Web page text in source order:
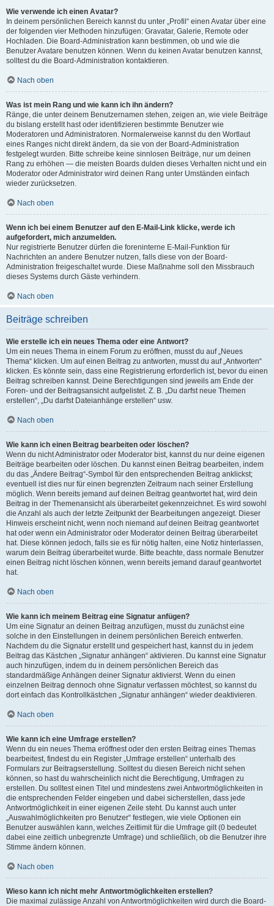
Wie verwende ich einen Avatar?
In deinem persönlichen Bereich kannst du unter „Profil“ einen Avatar über eine
der folgenden vier Methoden hinzufügen: Gravatar, Galerie, Remote oder
Hochladen. Die Board-Administration kann bestimmen, ob und wie die
Benutzer Avatare benutzen können. Wenn du keinen Avatar benutzen kannst,
solltest du die Board-Administration kontaktieren.
Nach oben
Was ist mein Rang und wie kann ich ihn ändern?
Ränge, die unter deinem Benutzernamen stehen, zeigen an, wie viele Beiträge
du bislang erstellt hast oder identifizieren bestimmte Benutzer wie
Moderatoren und Administratoren. Normalerweise kannst du den Wortlaut
eines Ranges nicht direkt ändern, da sie von der Board-Administration
festgelegt wurden. Bitte schreibe keine sinnlosen Beiträge, nur um deinen
Rang zu erhöhen — die meisten Boards dulden dieses Verhalten nicht und ein
Moderator oder Administrator wird deinen Rang unter Umständen einfach
wieder zurücksetzen.
Nach oben
Wenn ich bei einem Benutzer auf den E-Mail-Link klicke, werde ich
aufgefordert, mich anzumelden.
Nur registrierte Benutzer dürfen die foreninterne E-Mail-Funktion für
Nachrichten an andere Benutzer nutzen, falls diese von der Board-
Administration freigeschaltet wurde. Diese Maßnahme soll den Missbrauch
dieses Systems durch Gäste verhindern.
Nach oben
Beiträge schreiben
Wie erstelle ich ein neues Thema oder eine Antwort?
Um ein neues Thema in einem Forum zu eröffnen, musst du auf „Neues
Thema“ klicken. Um auf einen Beitrag zu antworten, musst du auf „Antworten“
klicken. Es könnte sein, dass eine Registrierung erforderlich ist, bevor du einen
Beitrag schreiben kannst. Deine Berechtigungen sind jeweils am Ende der
Foren- und der Beitragsansicht aufgelistet. Z. B. „Du darfst neue Themen
erstellen“, „Du darfst Dateianhänge erstellen“ usw.
Nach oben
Wie kann ich einen Beitrag bearbeiten oder löschen?
Wenn du nicht Administrator oder Moderator bist, kannst du nur deine eigenen
Beiträge bearbeiten oder löschen. Du kannst einen Beitrag bearbeiten, indem
du das „Ändere Beitrag“-Symbol für den entsprechenden Beitrag anklickst;
eventuell ist dies nur für einen begrenzten Zeitraum nach seiner Erstellung
möglich. Wenn bereits jemand auf deinen Beitrag geantwortet hat, wird dein
Beitrag in der Themenansicht als überarbeitet gekennzeichnet. Es wird sowohl
die Anzahl als auch der letzte Zeitpunkt der Bearbeitungen angezeigt. Dieser
Hinweis erscheint nicht, wenn noch niemand auf deinen Beitrag geantwortet
hat oder wenn ein Administrator oder Moderator deinen Beitrag überarbeitet
hat. Diese können jedoch, falls sie es für nötig halten, eine Notiz hinterlassen,
warum dein Beitrag überarbeitet wurde. Bitte beachte, dass normale Benutzer
einen Beitrag nicht löschen können, wenn bereits jemand darauf geantwortet
hat.
Nach oben
Wie kann ich meinem Beitrag eine Signatur anfügen?
Um eine Signatur an deinen Beitrag anzufügen, musst du zunächst eine
solche in den Einstellungen in deinem persönlichen Bereich entwerfen.
Nachdem du die Signatur erstellt und gespeichert hast, kannst du in jedem
Beitrag das Kästchen „Signatur anhängen“ aktivieren. Du kannst eine Signatur
auch hinzufügen, indem du in deinem persönlichen Bereich das
standardmäßige Anhängen deiner Signatur aktivierst. Wenn du einen
einzelnen Beitrag dennoch ohne Signatur verfassen möchtest, so kannst du
dort einfach das Kontrollkästchen „Signatur anhängen“ wieder deaktivieren.
Nach oben
Wie kann ich eine Umfrage erstellen?
Wenn du ein neues Thema eröffnest oder den ersten Beitrag eines Themas
bearbeitest, findest du ein Register „Umfrage erstellen“ unterhalb des
Formulars zur Beitragserstellung. Solltest du diesen Bereich nicht sehen
können, so hast du wahrscheinlich nicht die Berechtigung, Umfragen zu
erstellen. Du solltest einen Titel und mindestens zwei Antwortmöglichkeiten in
die entsprechenden Felder eingeben und dabei sicherstellen, dass jede
Antwortmöglichkeit in einer eigenen Zeile steht. Du kannst auch unter
„Auswahlmöglichkeiten pro Benutzer“ festlegen, wie viele Optionen ein
Benutzer auswählen kann, welches Zeitlimit für die Umfrage gilt (0 bedeutet
dabei eine zeitlich unbegrenzte Umfrage) und schließlich, ob die Benutzer ihre
Stimme ändern können.
Nach oben
Wieso kann ich nicht mehr Antwortmöglichkeiten erstellen?
Die maximal zulässige Anzahl von Antwortmöglichkeiten wird durch die Board-